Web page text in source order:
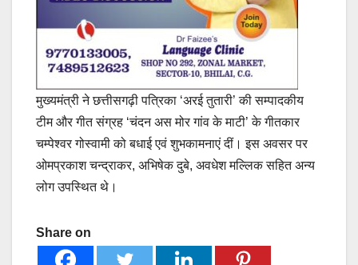
मुख्यमंत्री ने छत्तीसगढ़ी पत्रिका ‘अरई तुतारी’ की सम्पादकीय
टीम और गीत संग्रह ‘चंदन अस मोर गांव के माटी’ के गीतकार
चम्पेश्वर गोस्वामी को बधाई एवं शुभकामनाएं दीं। इस अवसर पर
ओमप्रकाश चन्द्राकर, अभिषेक दुबे, अवधेश मल्लिक सहित अन्य
लोग उपस्थित थे।
Share on